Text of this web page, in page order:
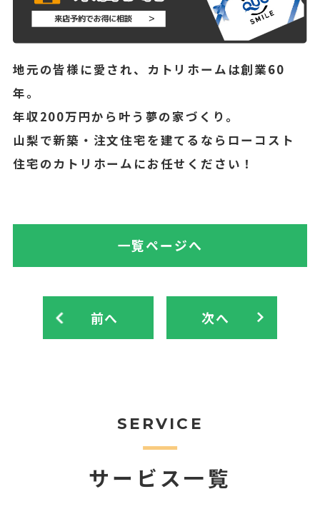
地元の皆様に愛され、カトリホームは創業60
年。
年収200万円から叶う夢の家づくり。
山梨で新築・注文住宅を建てるならローコスト
住宅のカトリホームにお任せください！
前へ
一覧ページへ
次へ
SERVICE
サービス一覧